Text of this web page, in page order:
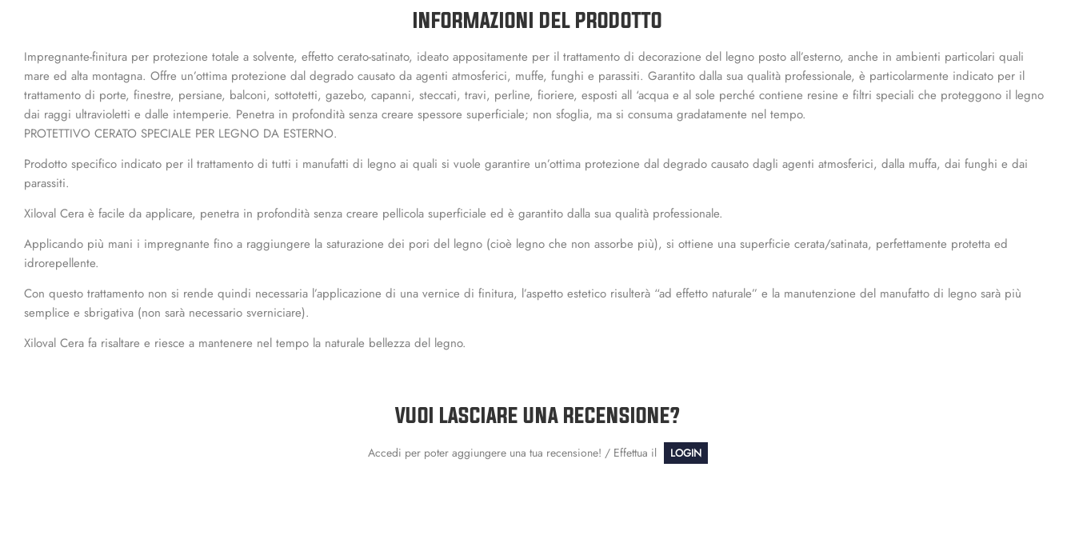
INFORMAZIONI DEL PRODOTTO
Impregnante-finitura per protezione totale a solvente, effetto cerato-satinato, ideato appositamente per il trattamento di decorazione del legno posto all’esterno, anche in ambienti particolari quali
mare ed alta montagna. Offre un’ottima protezione dal degrado causato da agenti atmosferici, muffe, funghi e parassiti. Garantito dalla sua qualità professionale, è particolarmente indicato per il
trattamento di porte, finestre, persiane, balconi, sottotetti, gazebo, capanni, steccati, travi, perline, fioriere, esposti all ‘acqua e al sole perché contiene resine e filtri speciali che proteggono il legno
dai raggi ultravioletti e dalle intemperie. Penetra in profondità senza creare spessore superficiale; non sfoglia, ma si consuma gradatamente nel tempo.
PROTETTIVO CERATO SPECIALE PER LEGNO DA ESTERNO.
Prodotto specifico indicato per il trattamento di tutti i manufatti di legno ai quali si vuole garantire un’ottima protezione dal degrado causato dagli agenti atmosferici, dalla muffa, dai funghi e dai
parassiti.
Xiloval Cera è facile da applicare, penetra in profondità senza creare pellicola superficiale ed è garantito dalla sua qualità professionale.
Applicando più mani i impregnante fino a raggiungere la saturazione dei pori del legno (cioè legno che non assorbe più), si ottiene una superficie cerata/satinata, perfettamente protetta ed
idrorepellente.
Con questo trattamento non si rende quindi necessaria l’applicazione di una vernice di finitura, l’aspetto estetico risulterà “ad effetto naturale” e la manutenzione del manufatto di legno sarà più
semplice e sbrigativa (non sarà necessario sverniciare).
Xiloval Cera fa risaltare e riesce a mantenere nel tempo la naturale bellezza del legno.
VUOI LASCIARE UNA RECENSIONE?
Accedi per poter aggiungere una tua recensione! / Effettua il LOGIN